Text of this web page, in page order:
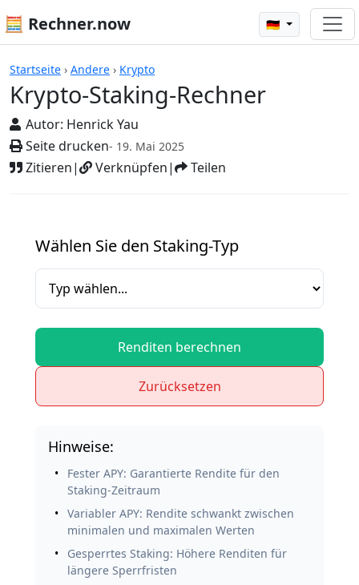
🧮 Rechner.now 🇩🇪
Startseite › Andere › Krypto
Krypto-Staking-Rechner
Autor: Henrick Yau
Seite drucken- 19. Mai 2025
Zitieren| Verknüpfen| Teilen
Rechner
Wählen Sie den Staking-Typ
Renditen berechnen
Zurücksetzen
Hinweise:
Fester APY: Garantierte Rendite für den
Staking-Zeitraum
Variabler APY: Rendite schwankt zwischen
minimalen und maximalen Werten
Gesperrtes Staking: Höhere Renditen für
längere Sperrfristen